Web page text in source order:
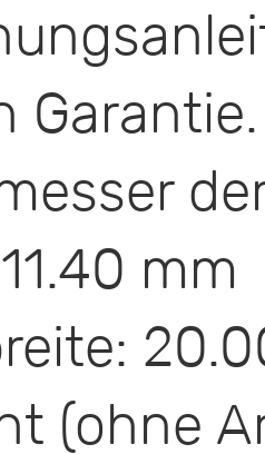
Garantie.
mm
(ohne